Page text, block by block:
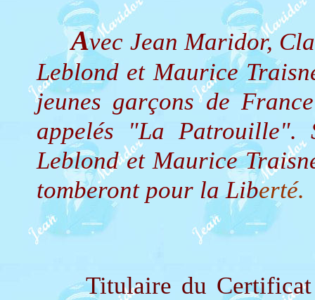
Avec Jean Maridor,
Leblond et Maurice
jeunes garçons de
appelés "La Patrouille".
Leblond et Maurice
tomberont pour la Liberté.
Titulaire du Certificat